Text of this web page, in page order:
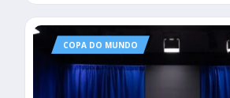
COPA DO MUNDO